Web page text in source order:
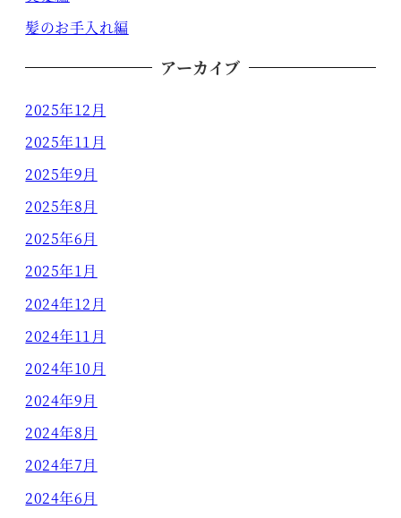
髪のお手入れ編
アーカイブ
2025年12月
2025年11月
2025年9月
2025年8月
2025年6月
2025年1月
2024年12月
2024年11月
2024年10月
2024年9月
2024年8月
2024年7月
2024年6月